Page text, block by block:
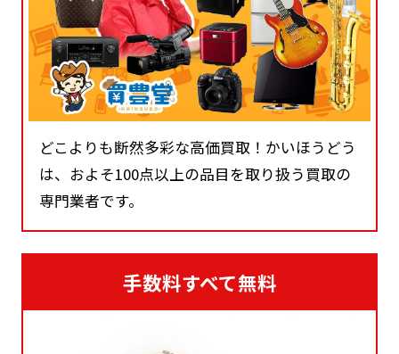
どこよりも断然多彩な高価買取！かいほうどう
は、およそ100点以上の品目を取り扱う買取の
専門業者です。
手数料すべて無料